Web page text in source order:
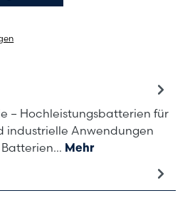
– Hochleistungsbatterien für
industrielle Anwendungen
Batterien… Mehr